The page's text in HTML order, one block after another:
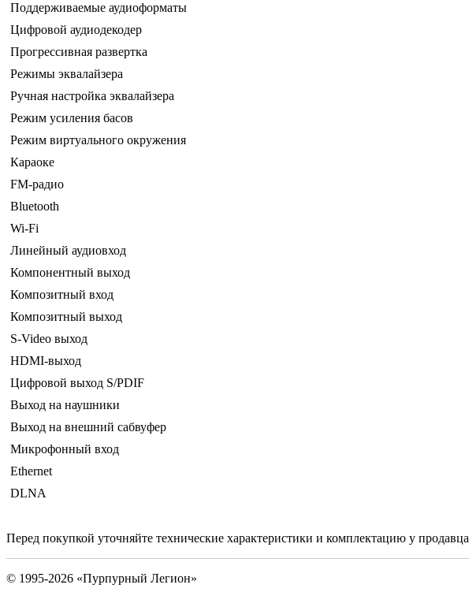
Поддерживаемые аудиоформаты
Цифровой аудиодекодер
Прогрессивная развертка
Режимы эквалайзера
Ручная настройка эквалайзера
Режим усиления басов
Режим виртуального окружения
Караоке
FM-радио
Bluetooth
Wi-Fi
Линейный аудиовход
Компонентный выход
Композитный вход
Композитный выход
S-Video выход
HDMI-выход
Цифровой выход S/PDIF
Выход на наушники
Выход на внешний сабвуфер
Микрофонный вход
Ethernet
DLNA
Перед покупкой уточняйте технические характеристики и комплектацию у продавца
© 1995-2026 «Пурпурный Легион»